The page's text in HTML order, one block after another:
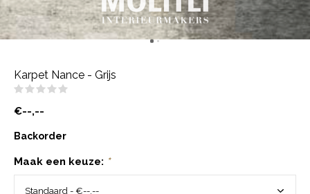
Karpet Nance - Grijs
€--,--
Backorder
Maak een keuze: *